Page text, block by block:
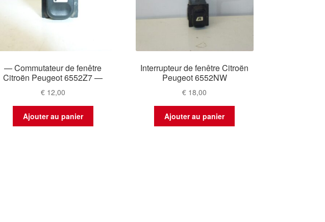
— Commutateur de fenêtre
Citroën Peugeot 6552Z7 —
€12,00
Ajouter au panier
Interrupteur de fenêtre Citroën
Peugeot 6552NW
€ 18,00
Ajouter au panier